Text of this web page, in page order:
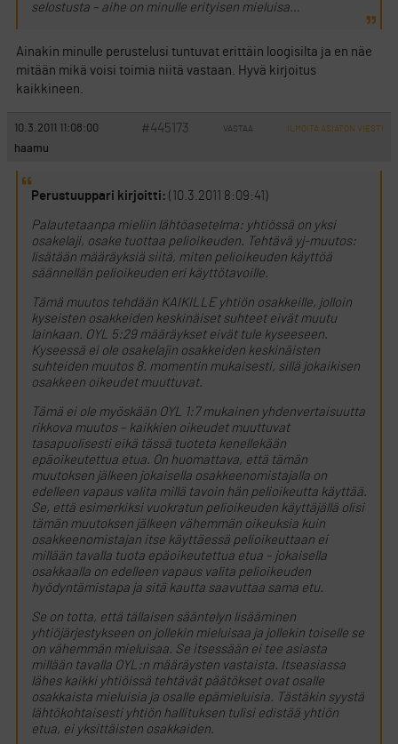
selostusta – aihe on minulle erityisen mieluisa…
Ainakin minulle perustelusi tuntuvat erittäin loogisilta ja en näe
mitään mikä voisi toimia niitä vastaan. Hyvä kirjoitus
kaikkineen.
10.3.2011 11:08:00 #445173 VASTAA ILMOITA ASIATON VIESTI
haamu
Perustuuppari kirjoitti: (10.3.2011 8:09:41)
Palautetaanpa mieliin lähtöasetelma: yhtiössä on yksi
osakelaji, osake tuottaa pelioikeuden. Tehtävä yj-muutos:
lisätään määräyksiä siitä, miten pelioikeuden käyttöä
säännellän pelioikeuden eri käyttötavoille.
Tämä muutos tehdään KAIKILLE yhtiön osakkeille, jolloin
kyseisten osakkeiden keskinäiset suhteet eivät muutu
lainkaan. OYL 5:29 määräykset eivät tule kyseeseen.
Kyseessä ei ole osakelajin osakkeiden keskinäisten
suhteiden muutos 8. momentin mukaisesti, sillä jokaikisen
osakkeen oikeudet muuttuvat.
Tämä ei ole myöskään OYL 1:7 mukainen yhdenvertaisuutta
rikkova muutos – kaikkien oikeudet muuttuvat
tasapuolisesti eikä tässä tuoteta kenellekään
epäoikeutettua etua. On huomattava, että tämän
muutoksen jälkeen jokaisella osakkeenomistajalla on
edelleen vapaus valita millä tavoin hän pelioikeutta käyttää.
Se, että esimerkiksi vuokratun pelioikeuden käyttäjällä olisi
tämän muutoksen jälkeen vähemmän oikeuksia kuin
osakkeenomistajan itse käyttäessä pelioikeuttaan ei
millään tavalla tuota epäoikeutettua etua – jokaisella
osakkaalla on edelleen vapaus valita pelioikeuden
hyödyntämistapa ja sitä kautta saavuttaa sama etu.
Se on totta, että tällaisen sääntelyn lisääminen
yhtiöjärjestykseen on jollekin mieluisaa ja jollekin toiselle se
on vähemmän mieluisaa. Se itsessään ei tee asiasta
millään tavalla OYL:n määräysten vastaista. Itseasiassa
lähes kaikki yhtiöissä tehtävät päätökset ovat osalle
osakkaista mieluisia ja osalle epämieluisia. Tästäkin syystä
lähtökohtaisesti yhtiön hallituksen tulisi edistää yhtiön
etua, ei yksittäisten osakkaiden.